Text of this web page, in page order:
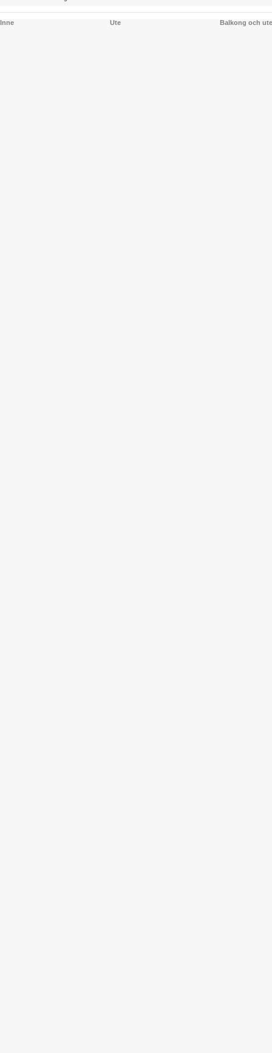
Inne Ute Balkong och